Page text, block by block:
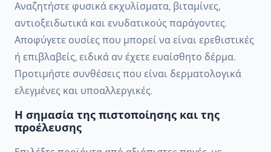
Αναζητήστε φυσικά εκχυλίσματα, βιταμίνες,
αντιοξειδωτικά και ενυδατικούς παράγοντες.
Αποφύγετε ουσίες που μπορεί να είναι ερεθιστικές
ή επιβλαβείς, ειδικά αν έχετε ευαίσθητο δέρμα.
Προτιμήστε συνθέσεις που είναι δερματολογικά
ελεγμένες και υποαλλεργικές.
Η σημασία της πιστοποίησης και της
προέλευσης